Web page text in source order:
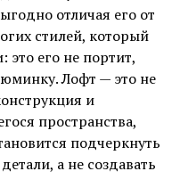
отличая его от
стилей, который
это его не портит,
Лофт — это не
и
пространства,
подчеркнуть
а не создавать